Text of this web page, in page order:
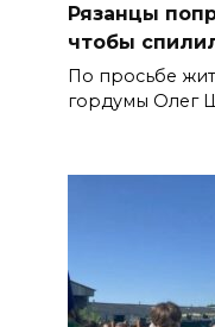
Рязанцы
чтобы
По просьбе
гордумы Олег